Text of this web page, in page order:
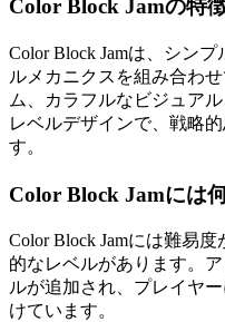
Color Block Jamの特
Color Block Jamは、シン
ルメカニクスを組み合わ
ム、カラフルなビジュア
レベルデザインで、戦略
す。
Color Block Jamには
Color Block Jamには難易
的なレベルがあります。
ルが追加され、プレイヤ
けています。